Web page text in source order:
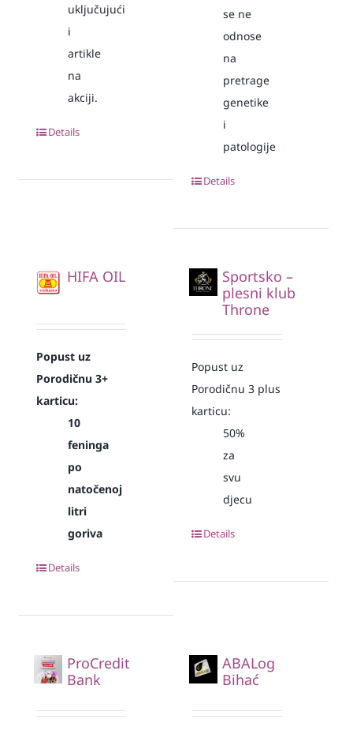
uključujući
i
artikle
na
akciji.
Details
se ne
odnose
na
pretrage
genetike
i
patologije
Details
HIFA OIL
Popust uz
Porodičnu 3+
karticu:
10
feninga
po
natočenoj
litri
goriva
Details
Sportsko –
plesni klub
Throne
Popust uz
Porodičnu 3 plus
karticu:
50%
za
svu
djecu
Details
ProCredit
Bank
ABALog
Bihać